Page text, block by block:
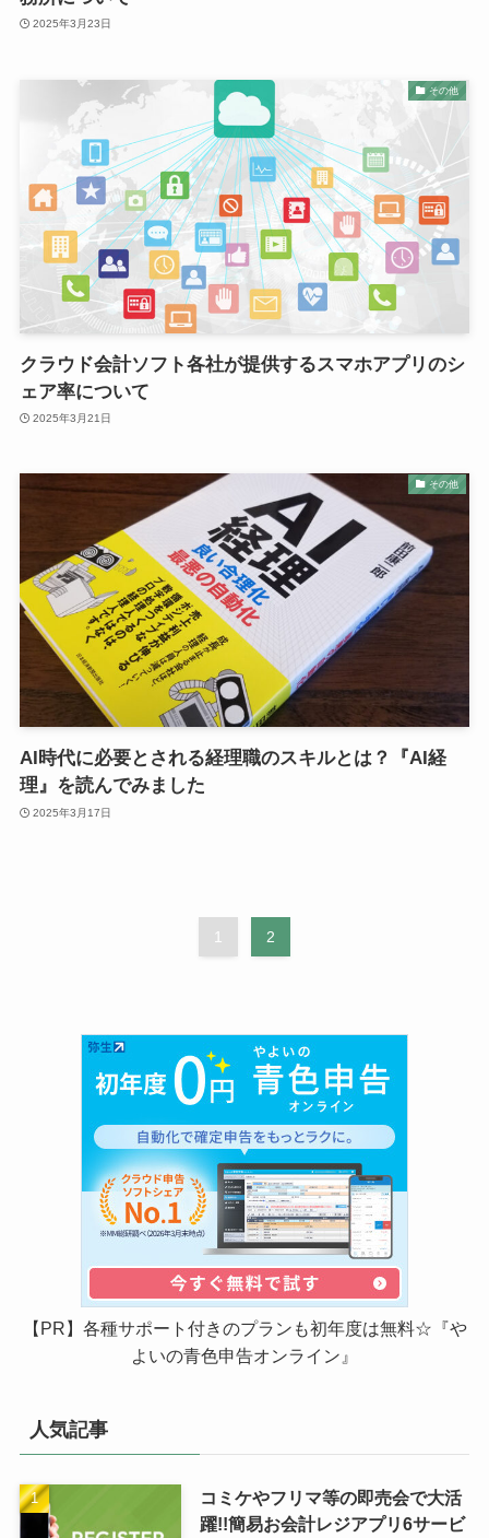
2025年3月23日
その他
クラウド会計ソフト各社が提供するスマホアプリのシ
ェア率について
2025年3月21日
その他
AI時代に必要とされる経理職のスキルとは？『AI経
理』を読んでみました
2025年3月17日
1 2
【PR】各種サポート付きのプランも初年度は無料☆『や
よいの青色申告オンライン』
人気記事
コミケやフリマ等の即売会で大活
躍!!簡易お会計レジアプリ6サービ